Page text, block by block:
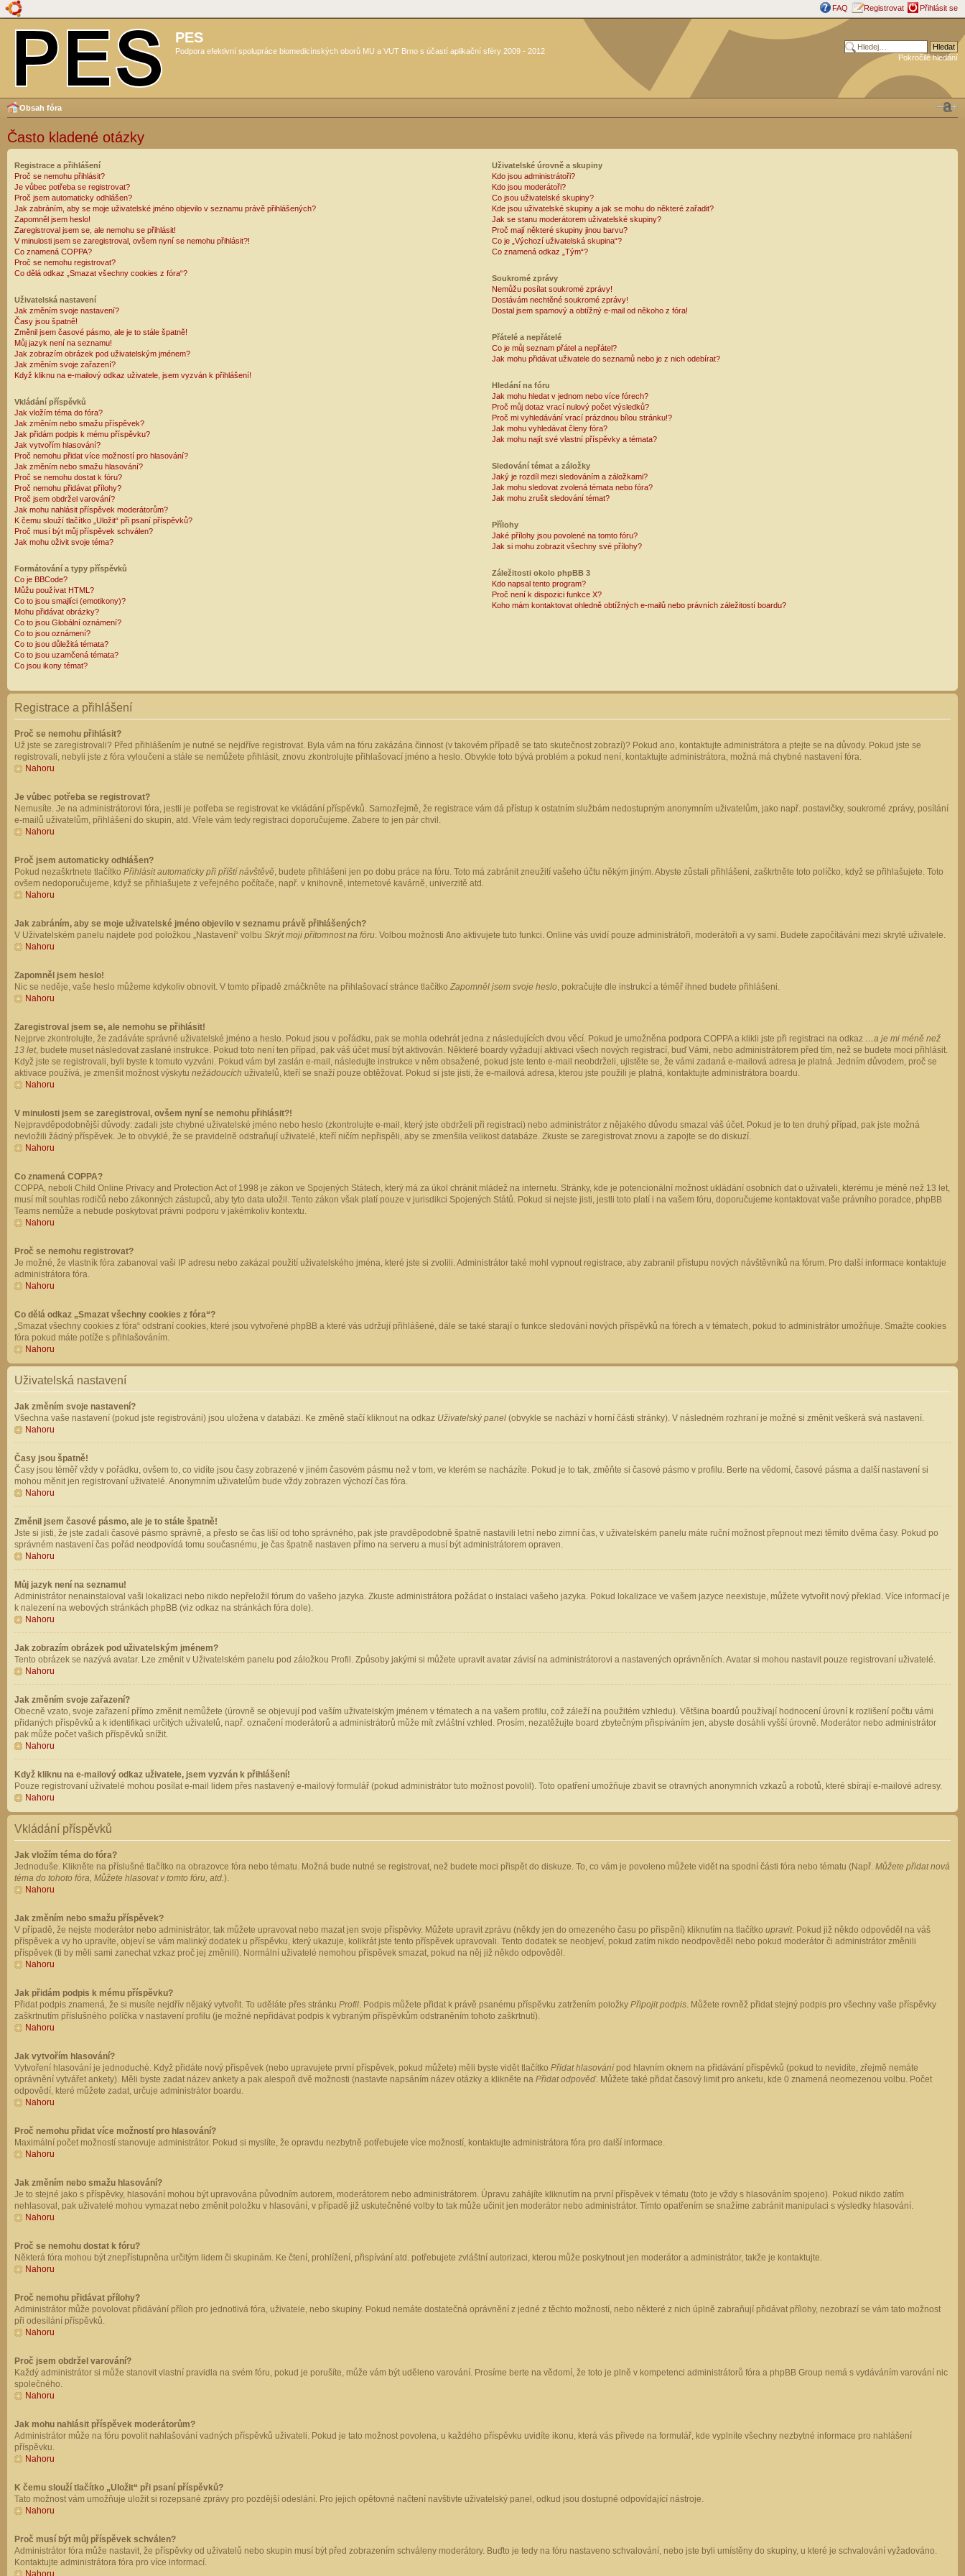
FAQ Registrovat Přihlásit se
PES
Podpora efektivní spolupráce biomedicínských oborů MU a VUT Brno s účastí aplikační sféry 2009 - 2012
Pokročilé hledání
Obsah fóra
Často kladené otázky
Registrace a přihlášení
Proč se nemohu přihlásit?
Je vůbec potřeba se registrovat?
Proč jsem automaticky odhlášen?
Jak zabráním, aby se moje uživatelské jméno objevilo v seznamu právě přihlášených?
Zapomněl jsem heslo!
Zaregistroval jsem se, ale nemohu se přihlásit!
V minulosti jsem se zaregistroval, ovšem nyní se nemohu přihlásit?!
Co znamená COPPA?
Proč se nemohu registrovat?
Co dělá odkaz „Smazat všechny cookies z fóra“?
Uživatelská nastavení
Jak změním svoje nastavení?
Časy jsou špatně!
Změnil jsem časové pásmo, ale je to stále špatně!
Můj jazyk není na seznamu!
Jak zobrazím obrázek pod uživatelským jménem?
Jak změním svoje zařazení?
Když kliknu na e-mailový odkaz uživatele, jsem vyzván k přihlášení!
Vkládání příspěvků
Jak vložím téma do fóra?
Jak změním nebo smažu příspěvek?
Jak přidám podpis k mému příspěvku?
Jak vytvořím hlasování?
Proč nemohu přidat více možností pro hlasování?
Jak změním nebo smažu hlasování?
Proč se nemohu dostat k fóru?
Proč nemohu přidávat přílohy?
Proč jsem obdržel varování?
Jak mohu nahlásit příspěvek moderátorům?
K čemu slouží tlačítko „Uložit“ při psaní příspěvků?
Proč musí být můj příspěvek schválen?
Jak mohu oživit svoje téma?
Formátování a typy příspěvků
Co je BBCode?
Můžu používat HTML?
Co to jsou smajlíci (emotikony)?
Mohu přidávat obrázky?
Co to jsou Globální oznámení?
Co to jsou oznámení?
Co to jsou důležitá témata?
Co to jsou uzamčená témata?
Co jsou ikony témat?
Uživatelské úrovně a skupiny
Kdo jsou administrátoři?
Kdo jsou moderátoři?
Co jsou uživatelské skupiny?
Kde jsou uživatelské skupiny a jak se mohu do některé zařadit?
Jak se stanu moderátorem uživatelské skupiny?
Proč mají některé skupiny jinou barvu?
Co je „Výchozí uživatelská skupina“?
Co znamená odkaz „Tým“?
Soukromé zprávy
Nemůžu posílat soukromé zprávy!
Dostávám nechtěné soukromé zprávy!
Dostal jsem spamový a obtížný e-mail od někoho z fóra!
Přátelé a nepřátelé
Co je můj seznam přátel a nepřátel?
Jak mohu přidávat uživatele do seznamů nebo je z nich odebírat?
Hledání na fóru
Jak mohu hledat v jednom nebo více fórech?
Proč můj dotaz vrací nulový počet výsledků?
Proč mi vyhledávání vrací prázdnou bílou stránku!?
Jak mohu vyhledávat členy fóra?
Jak mohu najít své vlastní příspěvky a témata?
Sledování témat a záložky
Jaký je rozdíl mezi sledováním a záložkami?
Jak mohu sledovat zvolená témata nebo fóra?
Jak mohu zrušit sledování témat?
Přílohy
Jaké přílohy jsou povolené na tomto fóru?
Jak si mohu zobrazit všechny své přílohy?
Záležitosti okolo phpBB 3
Kdo napsal tento program?
Proč není k dispozici funkce X?
Koho mám kontaktovat ohledně obtížných e-mailů nebo právních záležitostí boardu?
Registrace a přihlášení
Proč se nemohu přihlásit?
Už jste se zaregistrovali? Před přihlášením je nutné se nejdříve registrovat. Byla vám na fóru zakázána činnost (v takovém případě se tato skutečnost zobrazí)? Pokud ano, kontaktujte administrátora a ptejte se na důvody. Pokud jste se
registrovali, nebyli jste z fóra vyloučeni a stále se nemůžete přihlásit, znovu zkontrolujte přihlašovací jméno a heslo. Obvykle toto bývá problém a pokud není, kontaktujte administrátora, možná má chybné nastavení fóra.
Nahoru
Je vůbec potřeba se registrovat?
Nemusíte. Je na administrátorovi fóra, jestli je potřeba se registrovat ke vkládání příspěvků. Samozřejmě, že registrace vám dá přístup k ostatním službám nedostupným anonymním uživatelům, jako např. postavičky, soukromé zprávy, posílání
e-mailů uživatelům, přihlášení do skupin, atd. Vřele vám tedy registraci doporučujeme. Zabere to jen pár chvil.
Nahoru
Proč jsem automaticky odhlášen?
Pokud nezaškrtnete tlačítko Přihlásit automaticky při příští návštěvě, budete přihlášeni jen po dobu práce na fóru. Toto má zabránit zneužití vašeho účtu někým jiným. Abyste zůstali přihlášeni, zaškrtněte toto políčko, když se přihlašujete. Toto
ovšem nedoporučujeme, když se přihlašujete z veřejného počítače, např. v knihovně, internetové kavárně, univerzitě atd.
Nahoru
Jak zabráním, aby se moje uživatelské jméno objevilo v seznamu právě přihlášených?
V Uživatelském panelu najdete pod položkou „Nastavení“ volbu Skrýt moji přítomnost na fóru. Volbou možnosti Ano aktivujete tuto funkci. Online vás uvidí pouze administrátoři, moderátoři a vy sami. Budete započítáváni mezi skryté uživatele.
Nahoru
Zapomněl jsem heslo!
Nic se neděje, vaše heslo můžeme kdykoliv obnovit. V tomto případě zmáčkněte na přihlašovací stránce tlačítko Zapomněl jsem svoje heslo, pokračujte dle instrukcí a téměř ihned budete přihlášeni.
Nahoru
Zaregistroval jsem se, ale nemohu se přihlásit!
Nejprve zkontrolujte, že zadáváte správné uživatelské jméno a heslo. Pokud jsou v pořádku, pak se mohla odehrát jedna z následujících dvou věcí. Pokud je umožněna podpora COPPA a klikli jste při registraci na odkaz …a je mi méně než
13 let, budete muset následovat zaslané instrukce. Pokud toto není ten případ, pak váš účet musí být aktivován. Některé boardy vyžadují aktivaci všech nových registrací, buď Vámi, nebo administrátorem před tím, než se budete moci přihlásit.
Když jste se registrovali, byli byste k tomuto vyzváni. Pokud vám byl zaslán e-mail, následujte instrukce v něm obsažené, pokud jste tento e-mail neobdrželi, ujistěte se, že vámi zadaná e-mailová adresa je platná. Jedním důvodem, proč se
aktivace používá, je zmenšit možnost výskytu nežádoucích uživatelů, kteří se snaží pouze obtěžovat. Pokud si jste jisti, že e-mailová adresa, kterou jste použili je platná, kontaktujte administrátora boardu.
Nahoru
V minulosti jsem se zaregistroval, ovšem nyní se nemohu přihlásit?!
Nejpravděpodobnější důvody: zadali jste chybné uživatelské jméno nebo heslo (zkontrolujte e-mail, který jste obdrželi při registraci) nebo administrátor z nějakého důvodu smazal váš účet. Pokud je to ten druhý případ, pak jste možná
nevložili žádný příspěvek. Je to obvyklé, že se pravidelně odstraňují uživatelé, kteří ničím nepřispěli, aby se zmenšila velikost databáze. Zkuste se zaregistrovat znovu a zapojte se do diskuzí.
Nahoru
Co znamená COPPA?
COPPA, neboli Child Online Privacy and Protection Act of 1998 je zákon ve Spojených Státech, který má za úkol chránit mládež na internetu. Stránky, kde je potencionální možnost ukládání osobních dat o uživateli, kterému je méně než 13 let,
musí mít souhlas rodičů nebo zákonných zástupců, aby tyto data uložil. Tento zákon však platí pouze v jurisdikci Spojených Států. Pokud si nejste jisti, jestli toto platí i na vašem fóru, doporučujeme kontaktovat vaše právního poradce, phpBB
Teams nemůže a nebude poskytovat právni podporu v jakémkoliv kontextu.
Nahoru
Proč se nemohu registrovat?
Je možné, že vlastník fóra zabanoval vaši IP adresu nebo zakázal použití uživatelského jména, které jste si zvolili. Administrátor také mohl vypnout registrace, aby zabranil přístupu nových návštěvníků na fórum. Pro další informace kontaktuje
administrátora fóra.
Nahoru
Co dělá odkaz „Smazat všechny cookies z fóra“?
„Smazat všechny cookies z fóra“ odstraní cookies, které jsou vytvořené phpBB a které vás udržují přihlášené, dále se také starají o funkce sledování nových příspěvků na fórech a v tématech, pokud to administrátor umožňuje. Smažte cookies
fóra pokud máte potíže s přihlašováním.
Nahoru
Uživatelská nastavení
Jak změním svoje nastavení?
Všechna vaše nastavení (pokud jste registrováni) jsou uložena v databázi. Ke změně stačí kliknout na odkaz Uživatelský panel (obvykle se nachází v horní části stránky). V následném rozhraní je možné si změnit veškerá svá nastavení.
Nahoru
Časy jsou špatně!
Časy jsou téměř vždy v pořádku, ovšem to, co vidíte jsou časy zobrazené v jiném časovém pásmu než v tom, ve kterém se nacházíte. Pokud je to tak, změňte si časové pásmo v profilu. Berte na vědomí, časové pásma a další nastavení si
mohou měnit jen registrovaní uživatelé. Anonymním uživatelům bude vždy zobrazen výchozí čas fóra.
Nahoru
Změnil jsem časové pásmo, ale je to stále špatně!
Jste si jisti, že jste zadali časové pásmo správně, a přesto se čas liší od toho správného, pak jste pravděpodobně špatně nastavili letní nebo zimní čas, v uživatelském panelu máte ruční možnost přepnout mezi těmito dvěma časy. Pokud po
správném nastavení čas pořád neodpovídá tomu současnému, je čas špatně nastaven přímo na serveru a musí být administrátorem opraven.
Nahoru
Můj jazyk není na seznamu!
Administrátor nenainstaloval vaši lokalizaci nebo nikdo nepřeložil fórum do vašeho jazyka. Zkuste administrátora požádat o instalaci vašeho jazyka. Pokud lokalizace ve vašem jazyce neexistuje, můžete vytvořit nový překlad. Více informací je
k nalezení na webových stránkách phpBB (viz odkaz na stránkách fóra dole).
Nahoru
Jak zobrazím obrázek pod uživatelským jménem?
Tento obrázek se nazývá avatar. Lze změnit v Uživatelském panelu pod záložkou Profil. Způsoby jakými si můžete upravit avatar závisí na administrátorovi a nastavených oprávněních. Avatar si mohou nastavit pouze registrovaní uživatelé.
Nahoru
Jak změním svoje zařazení?
Obecně vzato, svoje zařazení přímo změnit nemůžete (úrovně se objevují pod vaším uživatelským jménem v tématech a na vašem profilu, což záleží na použitém vzhledu). Většina boardů používají hodnocení úrovní k rozlišení počtu vámi
přidaných příspěvků a k identifikaci určitých uživatelů, např. označení moderátorů a administrátorů může mít zvláštní vzhled. Prosím, nezatěžujte board zbytečným přispíváním jen, abyste dosáhli vyšší úrovně. Moderátor nebo administrátor
pak může počet vašich příspěvků snížit.
Nahoru
Když kliknu na e-mailový odkaz uživatele, jsem vyzván k přihlášení!
Pouze registrovaní uživatelé mohou posílat e-mail lidem přes nastavený e-mailový formulář (pokud administrátor tuto možnost povolil). Toto opatření umožňuje zbavit se otravných anonymních vzkazů a robotů, které sbírají e-mailové adresy.
Nahoru
Vkládání příspěvků
Jak vložím téma do fóra?
Jednoduše. Klikněte na příslušné tlačítko na obrazovce fóra nebo tématu. Možná bude nutné se registrovat, než budete moci přispět do diskuze. To, co vám je povoleno můžete vidět na spodní části fóra nebo tématu (Např. Můžete přidat nová
téma do tohoto fóra, Můžete hlasovat v tomto fóru, atd.).
Nahoru
Jak změním nebo smažu příspěvek?
V případě, že nejste moderátor nebo administrátor, tak můžete upravovat nebo mazat jen svoje příspěvky. Můžete upravit zprávu (někdy jen do omezeného času po přispění) kliknutím na tlačítko upravit. Pokud již někdo odpověděl na váš
příspěvek a vy ho upravíte, objeví se vám malinký dodatek u příspěvku, který ukazuje, kolikrát jste tento příspěvek upravovali. Tento dodatek se neobjeví, pokud zatím nikdo neodpověděl nebo pokud moderátor či administrátor změnili
příspěvek (ti by měli sami zanechat vzkaz proč jej změnili). Normální uživatelé nemohou příspěvek smazat, pokud na něj již někdo odpověděl.
Nahoru
Jak přidám podpis k mému příspěvku?
Přidat podpis znamená, že si musíte nejdřív nějaký vytvořit. To uděláte přes stránku Profil. Podpis můžete přidat k právě psanému příspěvku zatržením položky Připojit podpis. Můžete rovněž přidat stejný podpis pro všechny vaše příspěvky
zaškrtnutím příslušného políčka v nastavení profilu (je možné nepřidávat podpis k vybraným příspěvkům odstraněním tohoto zaškrtnutí).
Nahoru
Jak vytvořím hlasování?
Vytvoření hlasování je jednoduché. Když přidáte nový příspěvek (nebo upravujete první příspěvek, pokud můžete) měli byste vidět tlačítko Přidat hlasování pod hlavním oknem na přidávání příspěvků (pokud to nevidíte, zřejmě nemáte
oprávnění vytvářet ankety). Měli byste zadat název ankety a pak alespoň dvě možnosti (nastavte napsáním název otázky a klikněte na Přidat odpověď. Můžete také přidat časový limit pro anketu, kde 0 znamená neomezenou volbu. Počet
odpovědí, které můžete zadat, určuje administrátor boardu.
Nahoru
Proč nemohu přidat více možností pro hlasování?
Maximální počet možností stanovuje administrátor. Pokud si myslíte, že opravdu nezbytně potřebujete více možností, kontaktujte administrátora fóra pro další informace.
Nahoru
Jak změním nebo smažu hlasování?
Je to stejné jako s příspěvky, hlasování mohou být upravována původním autorem, moderátorem nebo administrátorem. Úpravu zahájíte kliknutím na první příspěvek v tématu (toto je vždy s hlasováním spojeno). Pokud nikdo zatím
nehlasoval, pak uživatelé mohou vymazat nebo změnit položku v hlasování, v případě již uskutečněné volby to tak může učinit jen moderátor nebo administrátor. Tímto opatřením se snažíme zabránit manipulaci s výsledky hlasování.
Nahoru
Proč se nemohu dostat k fóru?
Některá fóra mohou být znepřístupněna určitým lidem či skupinám. Ke čtení, prohlížení, přispívání atd. potřebujete zvláštní autorizaci, kterou může poskytnout jen moderátor a administrátor, takže je kontaktujte.
Nahoru
Proč nemohu přidávat přílohy?
Administrátor může povolovat přidávání příloh pro jednotlivá fóra, uživatele, nebo skupiny. Pokud nemáte dostatečná oprávnění z jedné z těchto možností, nebo některé z nich úplně zabraňují přidávat přílohy, nezobrazí se vám tato možnost
při odesílání příspěvků.
Nahoru
Proč jsem obdržel varování?
Každý administrátor si může stanovit vlastní pravidla na svém fóru, pokud je porušíte, může vám být uděleno varování. Prosíme berte na vědomí, že toto je plně v kompetenci administrátorů fóra a phpBB Group nemá s vydáváním varování nic
společného.
Nahoru
Jak mohu nahlásit příspěvek moderátorům?
Administrátor může na fóru povolit nahlašování vadných příspěvků uživateli. Pokud je tato možnost povolena, u každého příspěvku uvidíte ikonu, která vás přivede na formulář, kde vyplníte všechny nezbytné informace pro nahlášení
příspěvku.
Nahoru
K čemu slouží tlačítko „Uložit“ při psaní příspěvků?
Tato možnost vám umožňuje uložit si rozepsané zprávy pro pozdější odeslání. Pro jejich opětovné načtení navštivte uživatelský panel, odkud jsou dostupné odpovídající nástroje.
Nahoru
Proč musí být můj příspěvek schválen?
Administrátor fóra může nastavit, že příspěvky od uživatelů nebo skupin musí být před zobrazením schváleny moderátory. Buďto je tedy na fóru nastaveno schvalování, nebo jste byli umístěny do skupiny, u které je schvalování vyžadováno.
Kontaktujte administrátora fóra pro více informací.
Nahoru